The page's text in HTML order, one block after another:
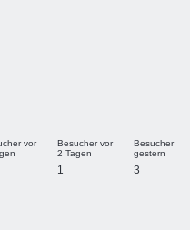
vor
Besucher vor
2 Tagen
Besucher
gestern
1 3